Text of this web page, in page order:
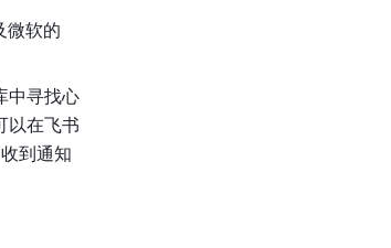
微软的
中寻找心
以在飞书
到通知